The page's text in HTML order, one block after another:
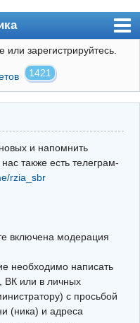
или зарегистрируйтесь.
1421
и напомнить
также есть телеграм-
rzia_sbr
включена модерация
необходимо написать
ВК или в личных
с просьбой
(ника) и адреса